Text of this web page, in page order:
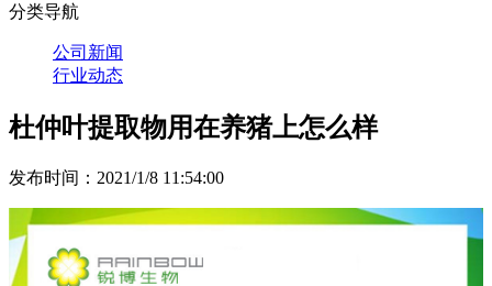
分类导航
公司新闻
行业动态
杜仲叶提取物用在养猪上怎么样
发布时间：2021/1/8 11:54:00